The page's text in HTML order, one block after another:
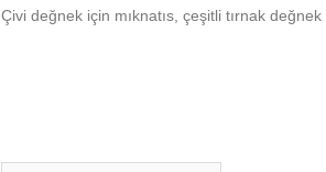
Çivi değnek için mıknatıs, çeşitli tırnak değnek